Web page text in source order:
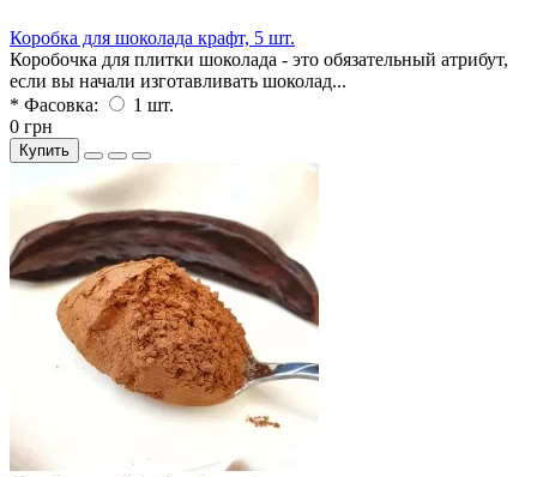
Коробка для шоколада крафт, 5 шт.
Коробочка для плитки шоколада - это обязательный атрибут,
если вы начали изготавливать шоколад...
* Фасовка:
1 шт.
0 грн
Купить